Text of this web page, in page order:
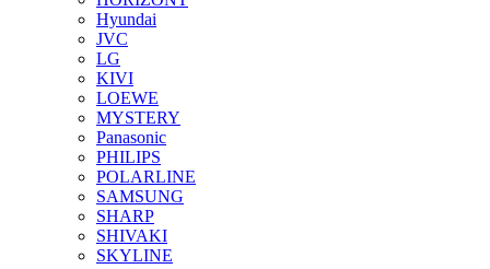
Hyundai
JVC
LG
KIVI
LOEWE
MYSTERY
Panasonic
PHILIPS
POLARLINE
SAMSUNG
SHARP
SHIVAKI
SKYLINE